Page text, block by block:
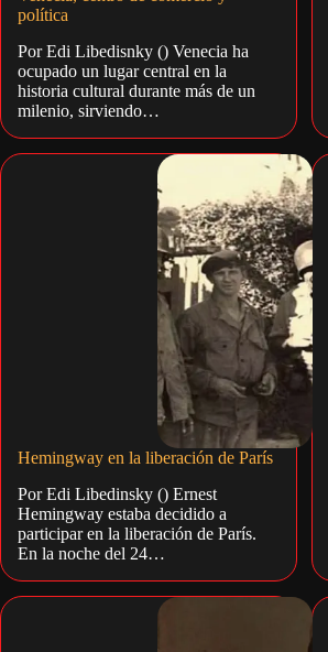
política
Por Edi Libedisnky () Venecia ha
ocupado un lugar central en la
historia cultural durante más de un
milenio, sirviendo…
Hemingway en la liberación de París
Por Edi Libedinsky () Ernest
Hemingway estaba decidido a
participar en la liberación de París.
En la noche del 24…